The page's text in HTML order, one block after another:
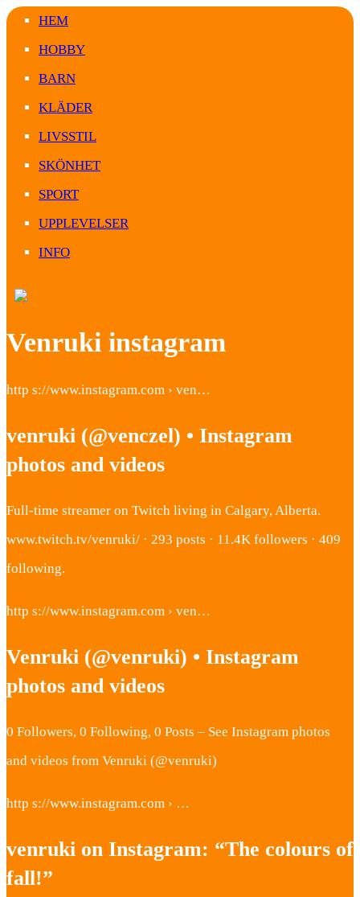
HEM
HOBBY
BARN
KLÄDER
LIVSSTIL
SKÖNHET
SPORT
UPPLEVELSER
INFO
Venruki instagram
http s://www.instagram.com › ven…
venruki (@venczel) • Instagram
photos and videos
Full-time streamer on Twitch living in Calgary, Alberta.
www.twitch.tv/venruki/ · 293 posts · 11.4K followers · 409
following.
http s://www.instagram.com › ven…
Venruki (@venruki) • Instagram
photos and videos
0 Followers, 0 Following, 0 Posts – See Instagram photos
and videos from Venruki (@venruki)
http s://www.instagram.com › …
venruki on Instagram: “The colours of
fall!”